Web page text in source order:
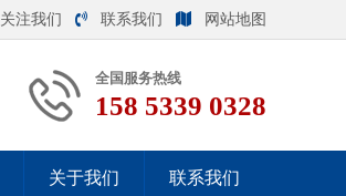
关注我们 联系我们 网站地图
全国服务热线
158 5339 0328
关于我们 联系我们